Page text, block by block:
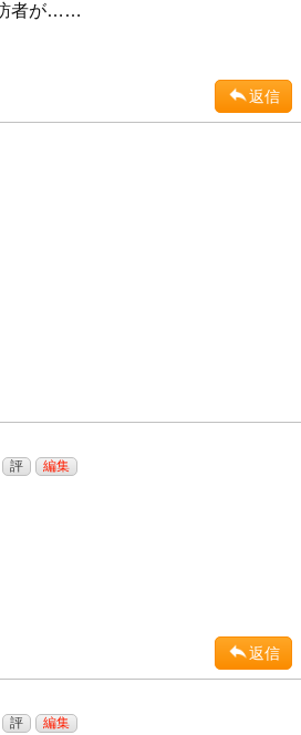
者が……
返信
返信